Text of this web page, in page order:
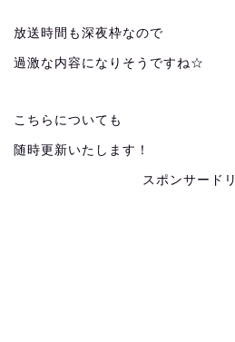
放送時間も深夜枠なので
過激な内容になりそうですね☆
こちらについても
随時更新いたします！
スポンサード